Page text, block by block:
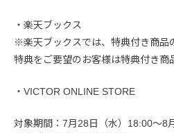
・楽天ブックス
※楽天ブックスでは、特典付き商品
特典をご要望のお客様は特典付き商
・VICTOR ONLINE STORE
対象期間：7月28日（水）18:00～8